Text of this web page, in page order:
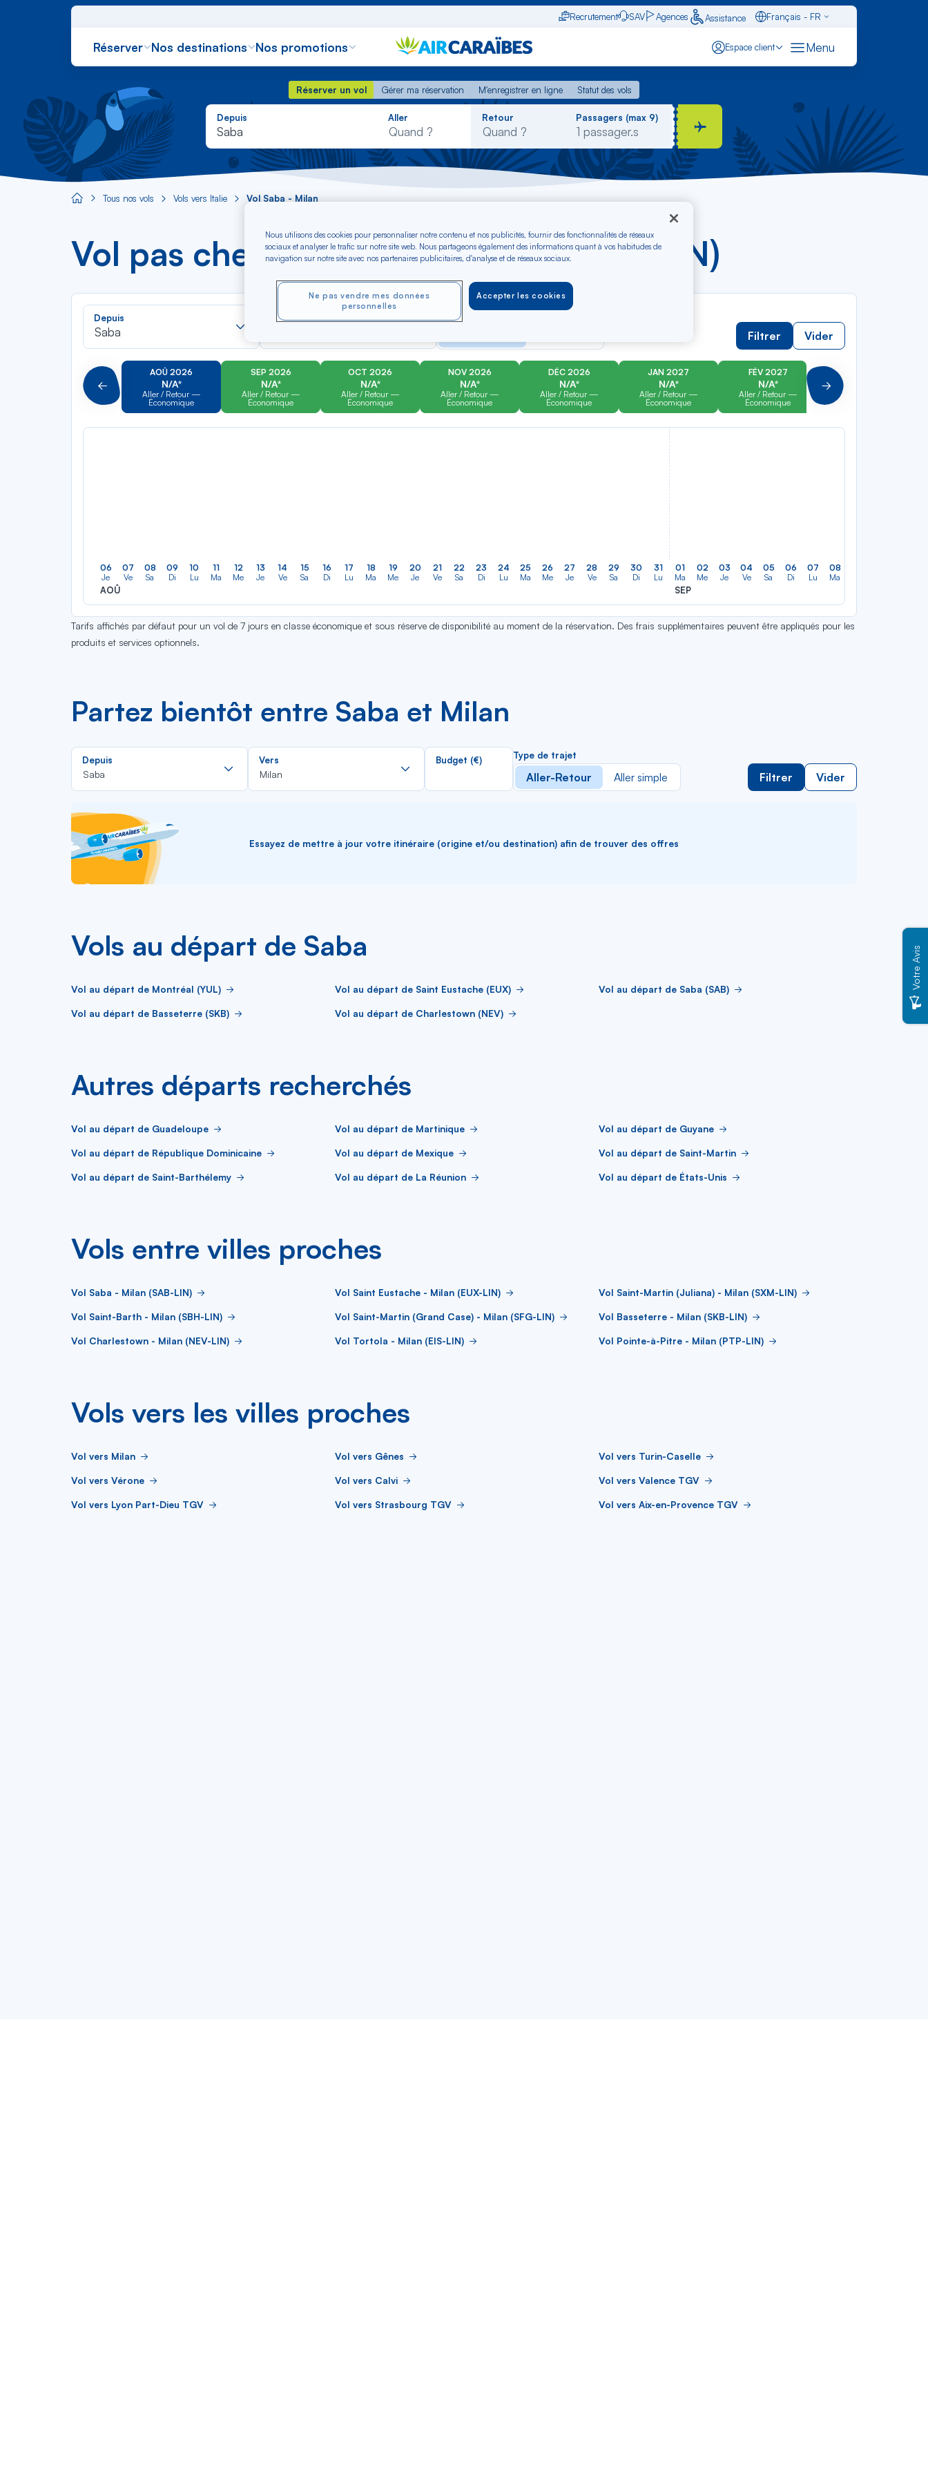
Recrutement SAV Agences Assistance
Français - FR
Réserver Nos destinations Nos promotions Espace client Menu
Réserver un vol Gérer ma réservation M'enregistrer en ligne
Statut des vols
Réserver un vol
Gérer ma réservation M'enregistrer en ligne Statut des vols
Depuis
Saba
Rechercher
dans
liste
Aller Retour Passagers (max 9)
Aircaraibes.com
Tous nos vols Vols vers Italie Vol Saba - Milan
Vol pas cher Saba - Milan dès € (SAB-LIN)
Depuis
Saba
Rechercher
la
liste
Vers
Rechercher
la
liste
Type de trajet
Filtrer Vider
Précédent
AOÛ 2026
N/A*
Aller / Retour —
Économique
SEP 2026
N/A*
Aller / Retour —
Économique
OCT 2026
N/A*
Aller / Retour —
Économique
NOV 2026
N/A*
Aller / Retour —
Économique
DÉC 2026
N/A*
Aller / Retour —
Économique
JAN 2027
N/A*
Aller / Retour —
Économique
FÉV 2027
N/A*
Aller / Retour —
Économique
Aller / Retour —
Suivant
06
Je
AOÛ
07
Ve
08
Sa
09
Di
10
Lu
11
Ma
12
Me
13
Je
14
Ve
15
Sa
16
Di
17
Lu
18
Ma
19
Me
20
Je
21
Ve
22
Sa
23
Di
24
Lu
25
Ma
26
Me
27
Je
28
Ve
29
Sa
30
Di
31
Lu
01
Ma
SEP
02
Me
03
Je
04
Ve
05
Sa
06
Di
07
Lu
08
Ma
Tarifs affichés par défaut pour un vol de 7 jours en classe économique et sous réserve de disponibilité au moment de la réservation. Des frais supplémentaires peuvent être appliqués pour les
produits et services optionnels.
Partez bientôt entre Saba et Milan
Depuis
Saba
Rechercher
dans
la
Vers
Milan
Rechercher
la
Budget (€) Type de trajet
Aller-Retour Aller simple Filtrer Vider
Essayez de mettre à jour votre itinéraire (origine et/ou destination) afin de trouver des offres
Vols au départ de Saba
Vol au départ de Montréal (YUL) Vol au départ de Saint Eustache (EUX) Vol au départ de Saba (SAB)
Vol au départ de Basseterre (SKB) Vol au départ de Charlestown (NEV)
Autres départs recherchés
Vol au départ de Guadeloupe Vol au départ de Martinique Vol au départ de Guyane
Vol au départ de République Dominicaine Vol au départ de Mexique Vol au départ de Saint-Martin
Vol au départ de Saint-Barthélemy Vol au départ de La Réunion Vol au départ de États-Unis
Vols entre villes proches
Vol Saba - Milan (SAB-LIN) Vol Saint Eustache - Milan (EUX-LIN) Vol Saint-Martin (Juliana) - Milan (SXM-LIN)
Vol Saint-Barth - Milan (SBH-LIN) Vol Saint-Martin (Grand Case) - Milan (SFG-LIN) Vol Basseterre - Milan (SKB-LIN)
Vol Charlestown - Milan (NEV-LIN) Vol Tortola - Milan (EIS-LIN) Vol Pointe-à-Pitre - Milan (PTP-LIN)
Vols vers les villes proches
Vol vers Milan Vol vers Gênes Vol vers Turin-Caselle
Vol vers Vérone Vol vers Calvi Vol vers Valence TGV
Vol vers Lyon Part-Dieu TGV Vol vers Strasbourg TGV Vol vers Aix-en-Provence TGV
Nous utilisons des cookies pour personnaliser notre contenu et nos publicités, fournir des fonctionnalités de réseaux
sociaux et analyser le trafic sur notre site web. Nous partageons également des informations quant à vos habitudes de
navigation sur notre site avec nos partenaires publicitaires, d'analyse et de réseaux sociaux.
Accepter les cookies
Ne pas vendre mes données
personnelles
Votre Avis